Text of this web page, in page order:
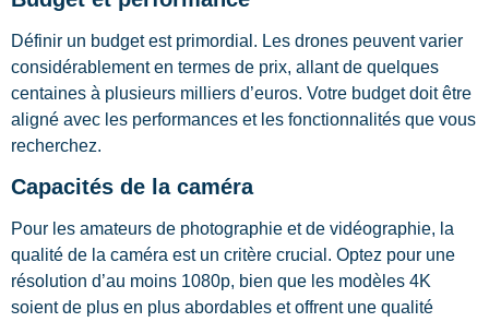
Définir un budget est primordial. Les drones peuvent varier
considérablement en termes de prix, allant de quelques
centaines à plusieurs milliers d’euros. Votre budget doit être
aligné avec les performances et les fonctionnalités que vous
recherchez.
Capacités de la caméra
Pour les amateurs de photographie et de vidéographie, la
qualité de la caméra est un critère crucial. Optez pour une
résolution d’au moins 1080p, bien que les modèles 4K
soient de plus en plus abordables et offrent une qualité